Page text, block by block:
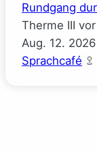
Rundgang
Therme III
Aug. 12. 2026
Sprachcafé